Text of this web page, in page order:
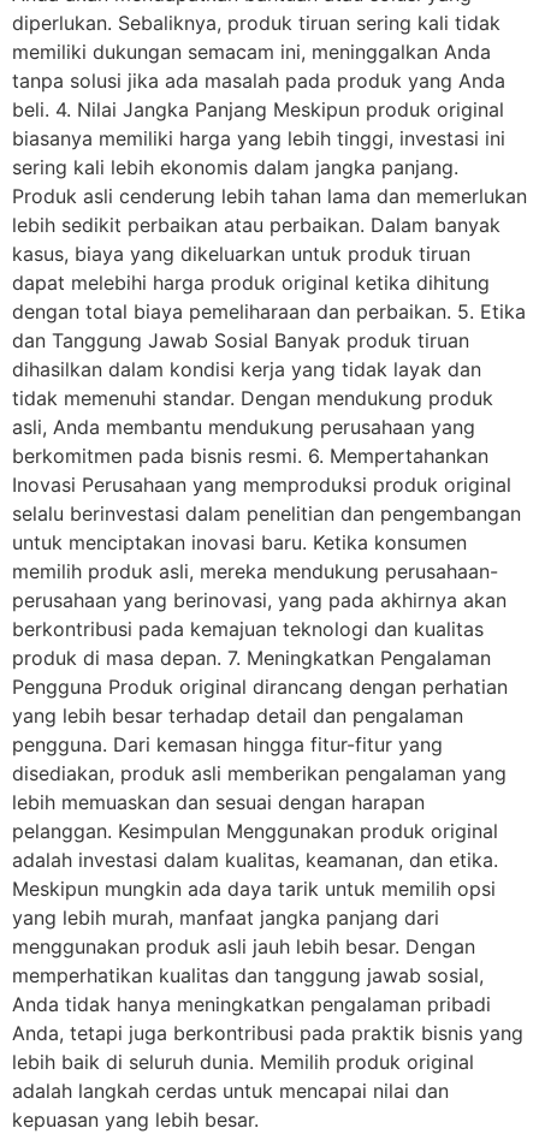
diperlukan. Sebaliknya, produk tiruan sering kali tidak
memiliki dukungan semacam ini, meninggalkan Anda
tanpa solusi jika ada masalah pada produk yang Anda
beli. 4. Nilai Jangka Panjang Meskipun produk original
biasanya memiliki harga yang lebih tinggi, investasi ini
sering kali lebih ekonomis dalam jangka panjang.
Produk asli cenderung lebih tahan lama dan memerlukan
lebih sedikit perbaikan atau perbaikan. Dalam banyak
kasus, biaya yang dikeluarkan untuk produk tiruan
dapat melebihi harga produk original ketika dihitung
dengan total biaya pemeliharaan dan perbaikan. 5. Etika
dan Tanggung Jawab Sosial Banyak produk tiruan
dihasilkan dalam kondisi kerja yang tidak layak dan
tidak memenuhi standar. Dengan mendukung produk
asli, Anda membantu mendukung perusahaan yang
berkomitmen pada bisnis resmi. 6. Mempertahankan
Inovasi Perusahaan yang memproduksi produk original
selalu berinvestasi dalam penelitian dan pengembangan
untuk menciptakan inovasi baru. Ketika konsumen
memilih produk asli, mereka mendukung perusahaan-
perusahaan yang berinovasi, yang pada akhirnya akan
berkontribusi pada kemajuan teknologi dan kualitas
produk di masa depan. 7. Meningkatkan Pengalaman
Pengguna Produk original dirancang dengan perhatian
yang lebih besar terhadap detail dan pengalaman
pengguna. Dari kemasan hingga fitur-fitur yang
disediakan, produk asli memberikan pengalaman yang
lebih memuaskan dan sesuai dengan harapan
pelanggan. Kesimpulan Menggunakan produk original
adalah investasi dalam kualitas, keamanan, dan etika.
Meskipun mungkin ada daya tarik untuk memilih opsi
yang lebih murah, manfaat jangka panjang dari
menggunakan produk asli jauh lebih besar. Dengan
memperhatikan kualitas dan tanggung jawab sosial,
Anda tidak hanya meningkatkan pengalaman pribadi
Anda, tetapi juga berkontribusi pada praktik bisnis yang
lebih baik di seluruh dunia. Memilih produk original
adalah langkah cerdas untuk mencapai nilai dan
kepuasan yang lebih besar.